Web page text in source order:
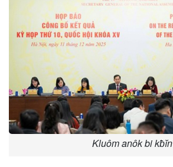
Kluôm anôk bi kƀĭn